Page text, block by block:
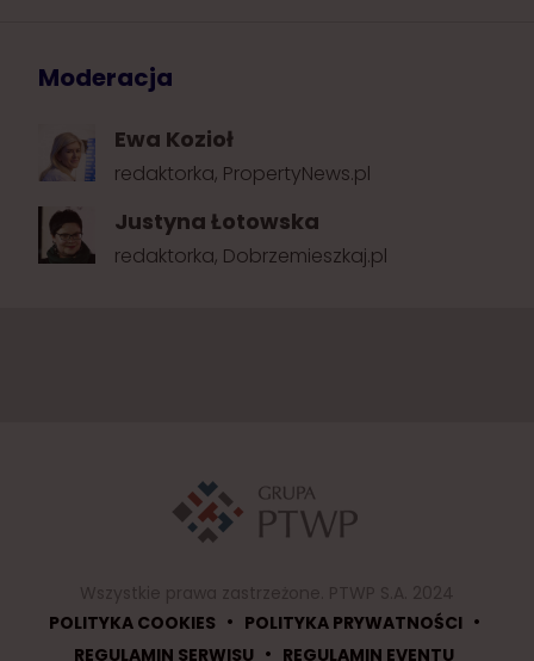
Moderacja
Ewa Kozioł
redaktorka, PropertyNews.pl
Justyna Łotowska
redaktorka, Dobrzemieszkaj.pl
POLITYKA COOKIES • POLITYKA PRYWATNOŚCI •
REGULAMIN SERWISU • REGULAMIN EVENTU